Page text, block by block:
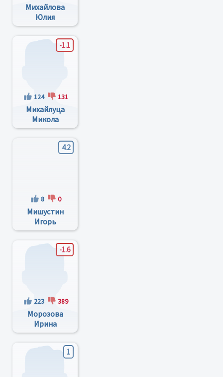
Михайлова
Юлия
Валериевна
-1.1
124 131
Михайлуца
Микола
Іванович
4.2
8 0
Мишустин
Игорь
Иванович
-1.6
223 389
Морозова
Ирина
Владимировна
1